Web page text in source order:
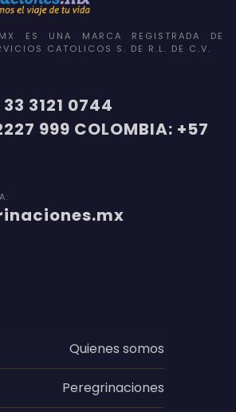
ES UNA MARCA REGISTRADA DE
CATOLICOS S. DE R.L. DE C.V.
3121 0744
999 COLOMBIA: +57
Quienes somos
Peregrinaciones